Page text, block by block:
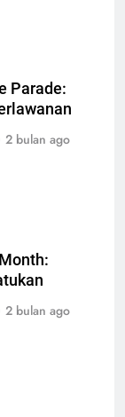
Parade:
2 bulan ago
2 bulan ago